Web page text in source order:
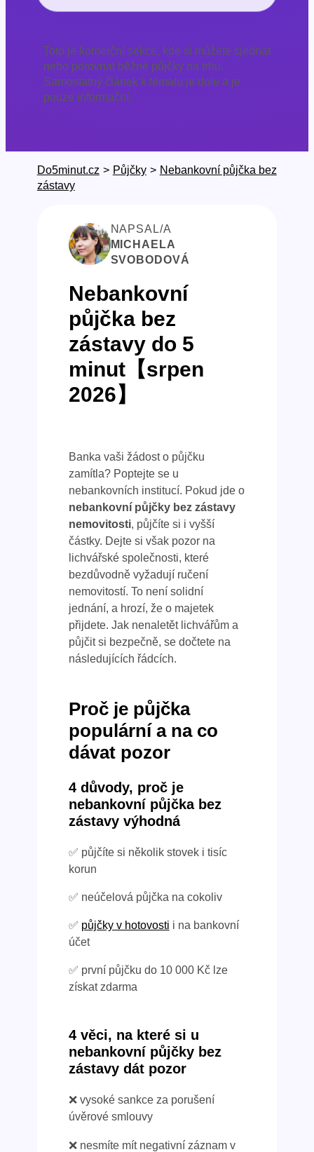
Toto je komerční sekce, kde si můžete sjednat
nebo porovnat běžné půjčky na trhu.
Samostatný článek k tématu je dole a je
pouze informační.
Do5minut.cz > Půjčky > Nebankovní půjčka bez
zástavy
NAPSAL/A
MICHAELA
SVOBODOVÁ
Nebankovní
půjčka bez
zástavy do 5
minut【srpen
2026】
Banka vaši žádost o půjčku
zamítla? Poptejte se u
nebankovních institucí. Pokud jde o
nebankovní půjčky bez zástavy
nemovitosti, půjčíte si i vyšší
částky. Dejte si však pozor na
lichvářské společnosti, které
bezdůvodně vyžadují ručení
nemovitostí. To není solidní
jednání, a hrozí, že o majetek
přijdete. Jak nenaletět lichvářům a
půjčit si bezpečně, se dočtete na
následujících řádcích.
Proč je půjčka
populární a na co
dávat pozor
4 důvody, proč je
nebankovní půjčka bez
zástavy výhodná
✅ půjčíte si několik stovek i tisíc
korun
✅ neúčelová půjčka na cokoliv
✅ půjčky v hotovosti i na bankovní
účet
✅ první půjčku do 10 000 Kč lze
získat zdarma
4 věci, na které si u
nebankovní půjčky bez
zástavy dát pozor
❌ vysoké sankce za porušení
úvěrové smlouvy
❌ nesmíte mít negativní záznam v